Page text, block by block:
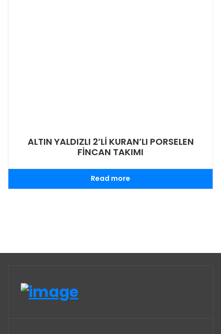
ALTIN YALDIZLI 2’Lİ KURAN’LI PORSELEN
FİNCAN TAKIMI
Read more